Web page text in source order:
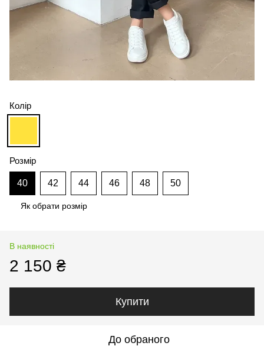
Колір
Розмір
40 42 44 46 48 50
Як обрати розмір
В наявності
2 150 ₴
Купити
До обраного